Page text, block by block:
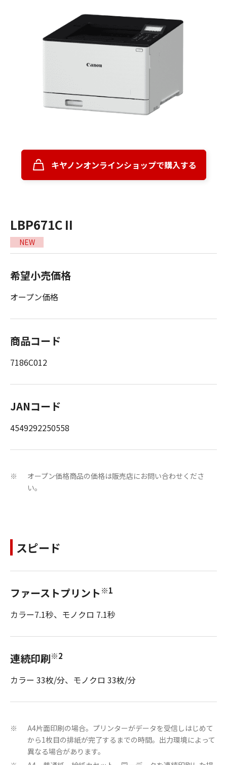
LBP671C II
NEW
希望小売価格
オープン価格
商品コード
7186C012
JANコード
4549292250558
※
オープン価格商品の価格は販売店にお問い合わせくださ
い。
キヤノンオンラインショップで購入する
スピード
ファーストプリント ※1
カラー7.1秒、モノクロ 7.1秒
連続印刷※2
カラー 33枚/分、モノクロ 33枚/分
※
A4片面印刷の場合。プリンターがデータを受信しはじめて
から1枚目の排紙が完了するまでの時間。出力環境によって
異なる場合があります。